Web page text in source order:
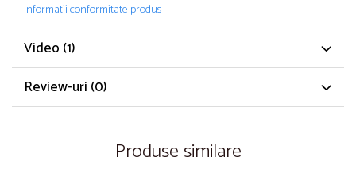
Informatii conformitate produs
Video (1)
Review-uri (0)
Produse similare